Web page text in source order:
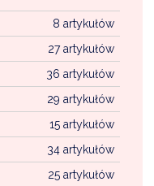
8 artykułów
27 artykułów
36 artykułów
29 artykułów
15 artykułów
34 artykułów
25 artykułów